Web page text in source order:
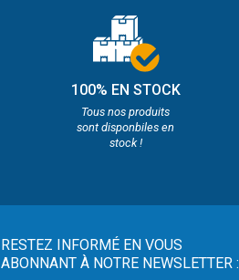
100% EN STOCK
Tous nos produits
sont disponbiles en
stock !
RESTEZ INFORMÉ EN VOUS
ABONNANT À NOTRE NEWSLETTER :